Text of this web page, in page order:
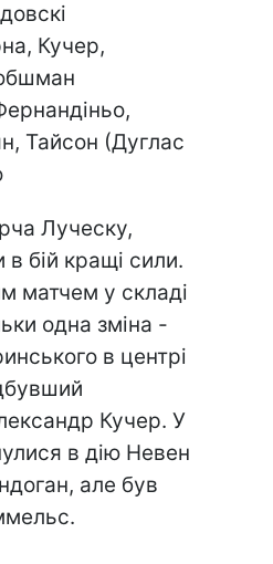
Кучер,
Тайсон (Дуглас
Луческу,
бій кращі сили.
матчем у складі
одна зміна -
в центрі
Кучер. У
в дію Невен
але був